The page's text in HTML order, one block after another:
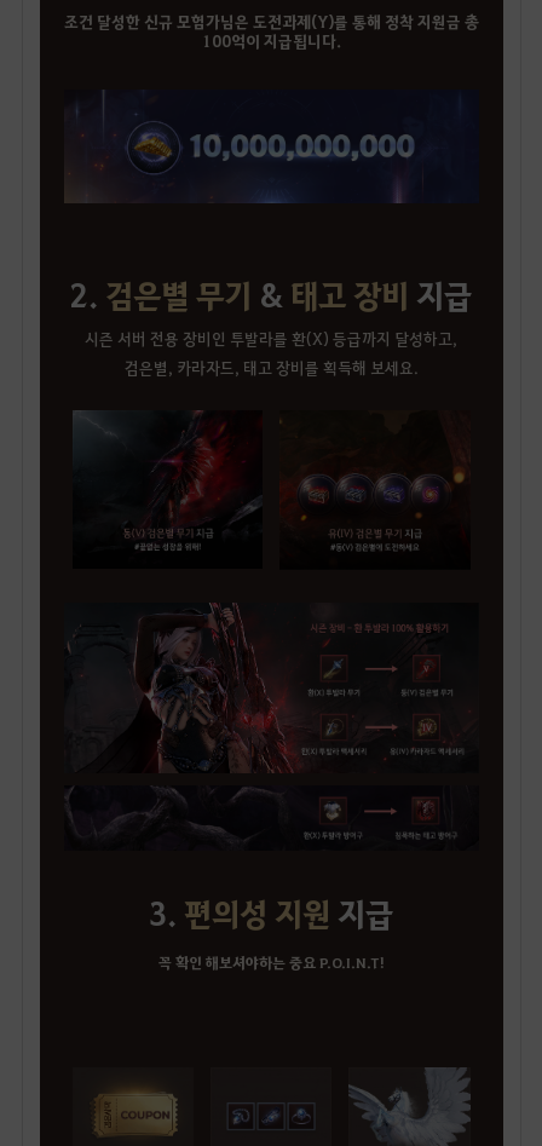
조건 달성한 신규 모험가님은 도전과제(Y)를 통해 정착 지원금 총
100억이 지급됩니다.
2. 검은별 무기 & 태고 장비 지급
시즌 서버 전용 장비인 투발라를 환(X) 등급까지 달성하고,
검은별, 카라자드, 태고 장비를 획득해 보세요.
3. 편의성 지원 지급
꼭 확인 해보셔야하는 중요 P.O.I.N.T!